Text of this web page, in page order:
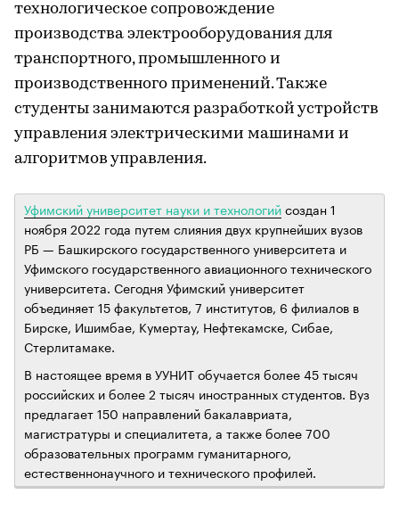
технологическое сопровождение
производства электрооборудования для
транспортного, промышленного и
производственного применений. Также
студенты занимаются разработкой устройств
управления электрическими машинами и
алгоритмов управления.
Уфимский университет науки и технологийсоздан 1
ноября 2022 года путем слияния двух крупнейших вузов
РБ — Башкирского государственного университета и
Уфимского государственного авиационного технического
университета. Сегодня Уфимский университет
объединяет 15 факультетов, 7 институтов, 6 филиалов в
Бирске, Ишимбае, Кумертау, Нефтекамске, Сибае,
Стерлитамаке.
В настоящее время в УУНИТ обучается более 45 тысяч
российских и более 2 тысяч иностранных студентов. Вуз
предлагает 150 направлений бакалавриата,
магистратуры и специалитета, а также более 700
образовательных программ гуманитарного,
естественнонаучного и технического профилей.